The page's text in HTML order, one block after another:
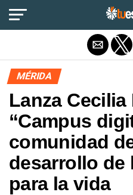
MÉRIDA
Lanza Cecilia
“Campus
comunidad
desarrollo de
para la vida
Salir de la